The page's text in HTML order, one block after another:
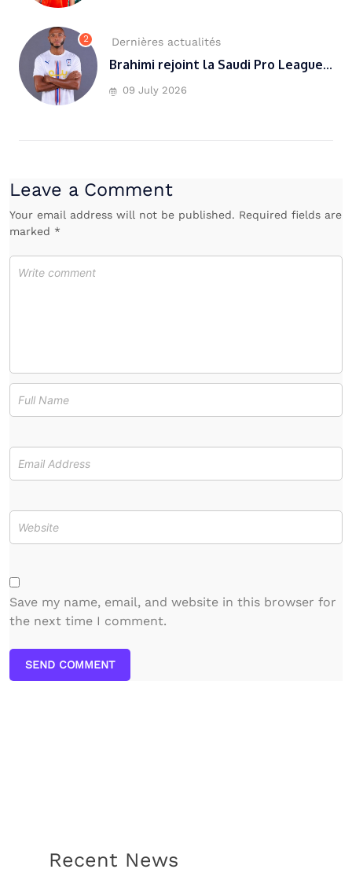
2 Dernières actualités
Brahimi rejoint la Saudi Pro League...
09 July 2026
Leave a Comment
Your email address will not be published. Required fields are
marked *
Save my name, email, and website in this browser for
the next time I comment.
SEND COMMENT
Recent News